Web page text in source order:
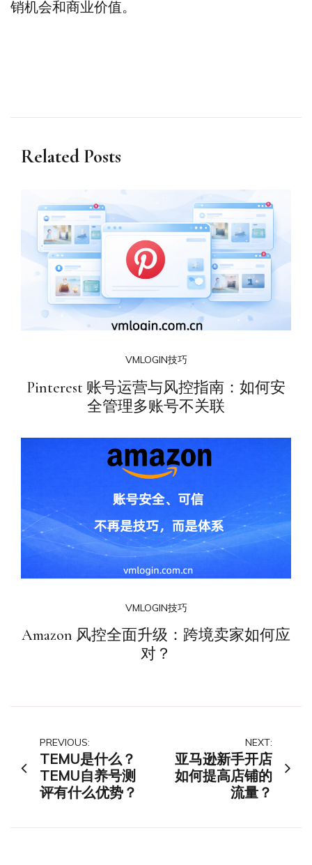
销机会和商业价值。
Related Posts
VMLOGIN技巧
Pinterest 账号运营与风控指南：如何安
全管理多账号不关联
VMLOGIN技巧
Amazon 风控全面升级：跨境卖家如何应
对？
章
航
PREVIOUS:
TEMU是什么？
TEMU自养号测
评有什么优势？
NEXT:
亚马逊新手开店
如何提高店铺的
流量？